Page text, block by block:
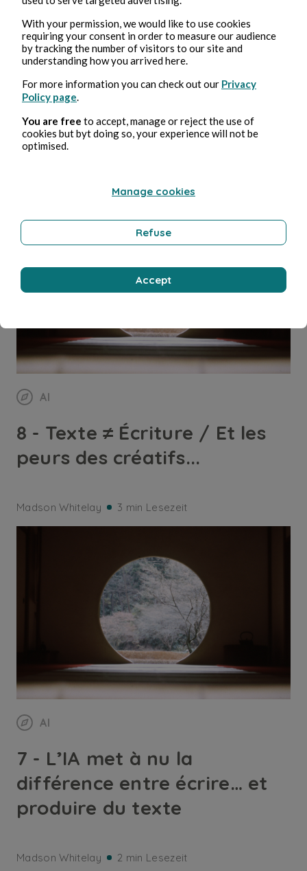
AI
Garlic
AI
8 - Texte ≠ Écriture / Et les
peurs des créatifs...
Madson Whitelay 3 min Lesezeit
AI
7 - L’IA met à nu la
différence entre écrire… et
produire du texte
Madson Whitelay 2 min Lesezeit
With your permission, we would like to use cookies
requiring your consent in order to measure our audience
by tracking the number of visitors to our site and
understanding how you arrived here.
For more information you can check out our Privacy
Policy page
You are free to accept, manage or reject the use of
cookies but byt doing so, your experience will not be
optimised.
Manage cookies
Refuse
Accept